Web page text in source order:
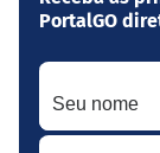
PortalGO
Seu nome
Seu melhor e-mail